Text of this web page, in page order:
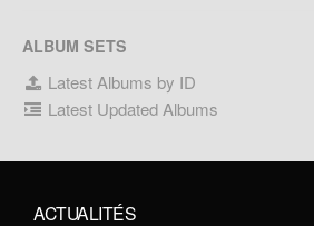
ALBUM SETS
Latest Albums by ID
Latest Updated Albums
ACTUALITÉS